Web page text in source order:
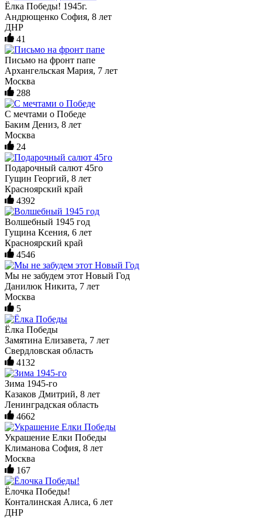
Ёлка Победы! 1945г.
Андрющенко София, 8 лет
ДНР
41
Письмо на фронт папе
Архангельская Мария, 7 лет
Москва
288
С мечтами о Победе
Баким Дениз, 8 лет
Москва
24
Подарочный салют 45го
Гущин Георгий, 8 лет
Красноярский край
4392
Волшебный 1945 год
Гущина Ксения, 6 лет
Красноярский край
4546
Мы не забудем этот Новый Год
Данилюк Никита, 7 лет
Москва
5
Ёлка Победы
Замятина Елизавета, 7 лет
Свердловская область
4132
Зима 1945-го
Казаков Дмитрий, 8 лет
Ленинградская область
4662
Украшение Елки Победы
Климанова София, 8 лет
Москва
167
Ёлочка Победы!
Конталинская Алиса, 6 лет
ДНР